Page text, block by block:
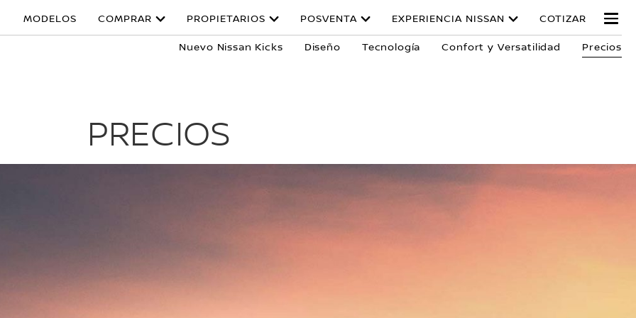
MODELOS COMPRAR PROPIETARIOS POSVENTA EXPERIENCIA NISSAN COTIZAR
Nuevo Nissan Kicks Diseño Tecnología Confort y Versatilidad Precios
PRECIOS